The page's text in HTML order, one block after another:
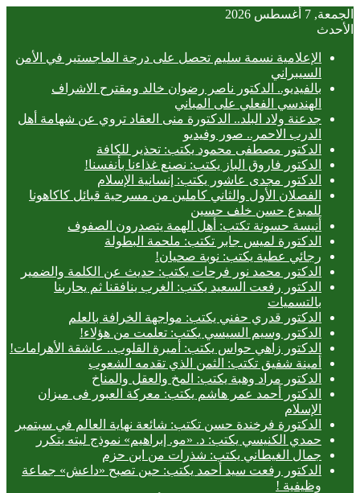
الجمعة, 7 أغسطس 2026
الأحدث
الإعلامية نسمة سليم تحصل على درجة الماجستير في الأمن
السيبراني
بالفيديو.. ‎الدكتور ناصر رضوان خالد ومقترح الاشراف
الهندسي الفعلي على المباني
جدعنة ولاد البلد.. الدكتورة منى العقاد تروي عن شهامة أهل
الدرب الاحمر.. صور وفيديو
الدكتور مصطفى محمود يكتب: تحذير للكافة
الدكتور فاروق الباز يكتب: نصنع غذاءنا بأنفسنا!
الدكتور مجدى عاشور يكتب: إنسانية الإسلام
الفصلان الأول والثاني كاملين من مسرحية قبائل كاكاهونا
للمبدع حسن خلف حسين
أنيسة حسونة تكتب: أهل الهمة يتصدرون الصفوف
الدكتورة لميس جابر تكتب: ملحمة البطولة
رجائي عطية يكتب: نوبة صحيان!
الدكتور محمد نور فرحات يكتب: حديث عن الكلمة والضمير
الدكتور رفعت السعيد يكتب: الغرب ينافقنا ثم يحاربنا
بالتسميات
الدكتور قدري حفني يكتب: مواجهة الخرافة بالعلم
الدكتور وسيم السيسي يكتب: تعلمت من هؤلاء!
الدكتور زاهي حواس يكتب: أميرة القلوب.. عاشقة الأهرامات!
أمينة شفيق تكتب: الثمن الذي تقدمه الشعوب
الدكتور مراد وهبة يكتب: المخ والعقل والمناخ
الدكتور أحمد عمر هاشم يكتب: معركة العبور فى ميزان
الإسلام
الدكتورة فرخندة حسن تكتب: شائعة نهاية العالم في سبتمبر
حمدي الكنيسي يكتب: د. «مو. إبراهيم» نموذج ليته يتكرر
جمال الغيطاني يكتب: شذرات من ابن حزم
الدكتور رفعت سيد أحمد يكتب: حين تصبح «داعش» جماعة
وظيفية !